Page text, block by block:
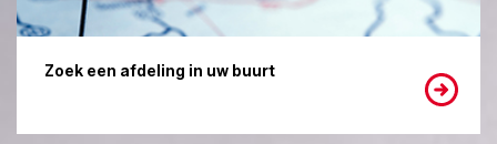
Zoek een afdeling in uw buurt